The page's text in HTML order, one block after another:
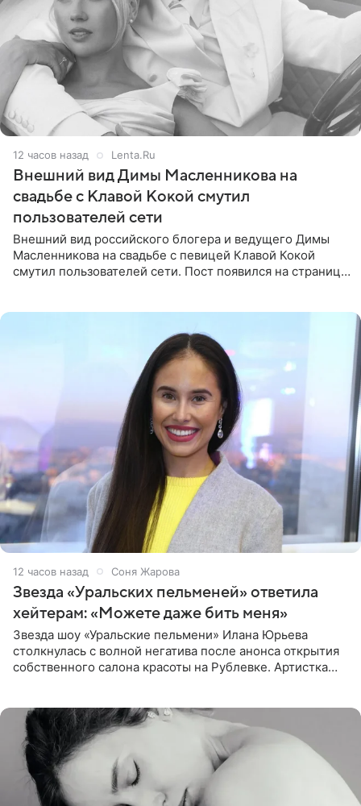
12 часов назад Lenta.Ru
Внешний вид Димы Масленникова на
свадьбе с Клавой Кокой смутил
пользователей сети
Внешний вид российского блогера и ведущего Димы
Масленникова на свадьбе с певицей Клавой Кокой
смутил пользователей сети. Пост появился на странице
12 часов назад Соня Жарова
Звезда «Уральских пельменей» ответила
хейтерам: «Можете даже бить меня»
Звезда шоу «Уральские пельмени» Илана Юрьева
столкнулась с волной негатива после анонса открытия
собственного салона красоты на Рублевке. Артистка